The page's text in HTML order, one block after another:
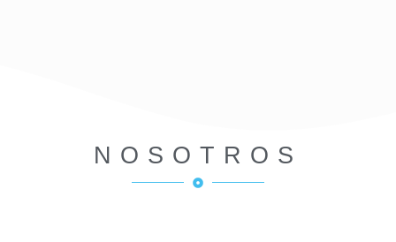
NOSOTROS